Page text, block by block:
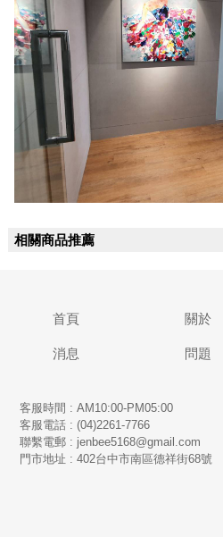
相關商品推薦
首頁 關於
消息 問題
客服時間 : AM10:00-PM05:00
客服電話 : (04)2261-7766
​聯繫電郵 : jenbee5168@gmail.com
門市地址 : 402台中市南區德祥街68號